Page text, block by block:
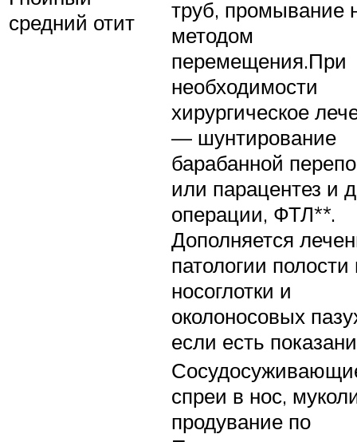
средний отит
труб, промывание
методом
перемещения.При
необходимости
хирургическое
— шунтирование
барабанной
или парацентез и
операции, ФТЛ**.
Дополняется
патологии полости
носоглотки и
околоносовых
если есть
спреи в нос,
продувание по